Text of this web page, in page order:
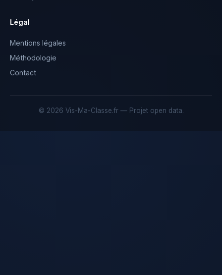
Légal
Mentions légales
Méthodologie
Contact
© 2026 Vis-Ma-Classe.fr — Projet open data.